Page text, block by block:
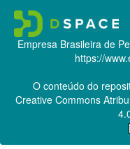
Empresa Brasileira de
https://
O conteúdo do
Creative Commons